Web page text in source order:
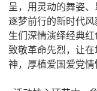
呈，用灵动的舞姿、
逐梦前行的新时代
生们深情演绎经典红
致敬革命先烈，让
神，厚植爱国爱党情